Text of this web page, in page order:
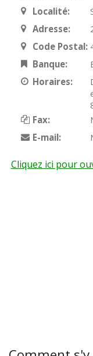
Localité:
Adresse:
Code Postal:
Banque:
Horaires:
Fax:
E-mail:
Cliquez ici pour